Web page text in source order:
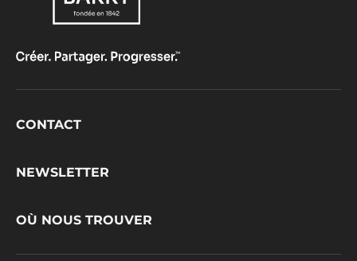
Footer
CONTACT
NEWSLETTER
OÙ NOUS TROUVER